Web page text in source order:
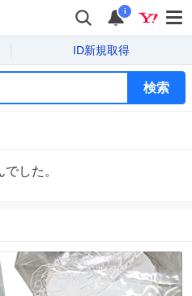
i
ID新規取得
検索
した。